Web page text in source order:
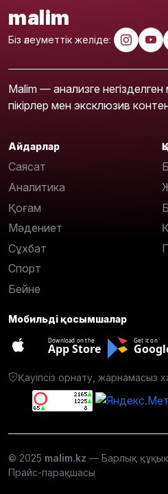
malim
Біз әлеуметтік желіде:
Malim — анализге
пікірлер мен эксклюзив
Айдарлар
Саясат
Аналитика
Қоғам
Мәдениет
Сұхбат
Спорт
Бейне
Мобильді қосымшалар
Download on the
App Store
Get it on
Қауіпсіз орнату, жарнамасыз
© 2025 malim.kz — Барлық
Прайс-парақшасы